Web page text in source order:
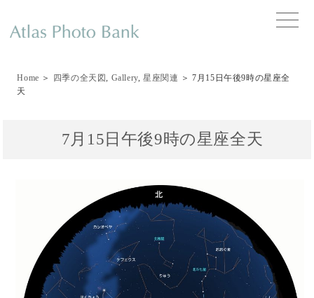
toggle
Home ＞ 四季の全天図, Gallery, 星座関連 ＞ 7月15日午後9時の星座全
天
7月15日午後9時の星座全天